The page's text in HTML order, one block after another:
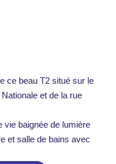
ce beau T2 situé sur le
et de la rue
vie baignée de lumière
et salle de bains avec